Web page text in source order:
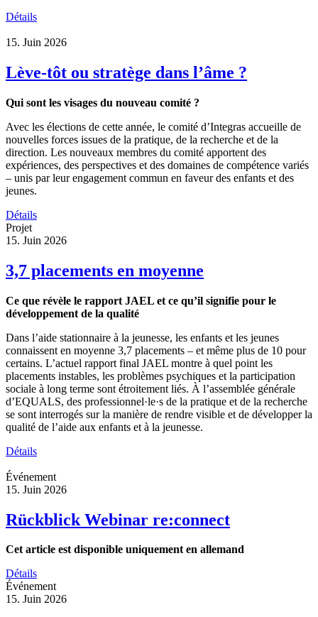
Détails
15. Juin 2026
Lève-tôt ou stratège dans l’âme ?
Qui sont les visages du nouveau comité ?
Avec les élections de cette année, le comité d’Integras accueille de
nouvelles forces issues de la pratique, de la recherche et de la
direction. Les nouveaux membres du comité apportent des
expériences, des perspectives et des domaines de compétence variés
– unis par leur engagement commun en faveur des enfants et des
jeunes.
Détails
Projet
15. Juin 2026
3,7 placements en moyenne
Ce que révèle le rapport JAEL et ce qu’il signifie pour le
développement de la qualité
Dans l’aide stationnaire à la jeunesse, les enfants et les jeunes
connaissent en moyenne 3,7 placements – et même plus de 10 pour
certains. L’actuel rapport final JAEL montre à quel point les
placements instables, les problèmes psychiques et la participation
sociale à long terme sont étroitement liés. À l’assemblée générale
d’EQUALS, des professionnel·le·s de la pratique et de la recherche
se sont interrogés sur la manière de rendre visible et de développer la
qualité de l’aide aux enfants et à la jeunesse.
Détails
Événement
15. Juin 2026
Rückblick Webinar re:connect
Cet article est disponible uniquement en allemand
Détails
Événement
15. Juin 2026